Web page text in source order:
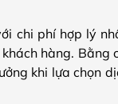
chi phí hợp lý
hàng. Bằng
khi lựa chọn